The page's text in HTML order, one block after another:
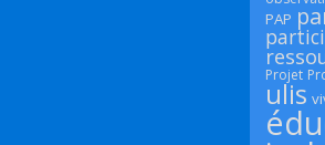
PAP
Projet
ulis